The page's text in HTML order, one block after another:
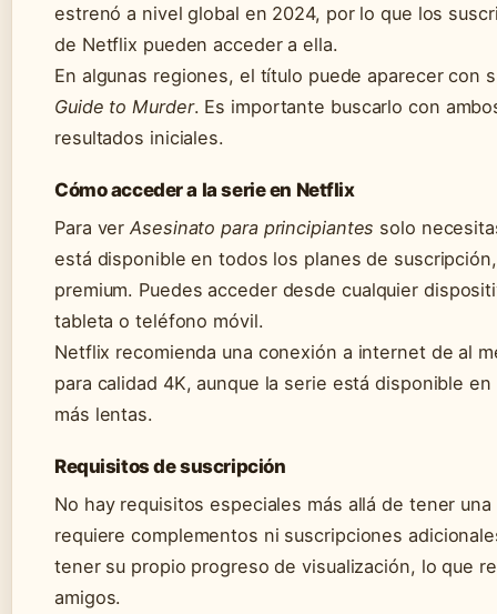
estrenó a nivel global en 2024, por lo que los
de Netflix pueden acceder a ella.
En algunas regiones, el título puede aparecer con
Guide to Murder. Es importante buscarlo con
resultados iniciales.
Cómo acceder a la serie en Netflix
Para verAsesinato para principiantes solo
está disponible en todos los planes de
premium. Puedes acceder desde cualquier
tableta o teléfono móvil.
Netflix recomienda una conexión a internet de al
para calidad 4K, aunque la serie está disponible
más lentas.
Requisitos de suscripción
No hay requisitos especiales más allá de tener
requiere complementos ni suscripciones
tener su propio progreso de visualización, lo que
amigos.